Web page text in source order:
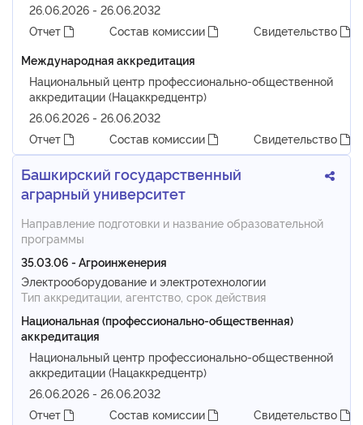
26.06.2026 - 26.06.2032
Отчет
Состав комиссии
Свидетельство
Международная аккредитация
Национальный центр профессионально-общественной
аккредитации (Нацаккредцентр)
26.06.2026 - 26.06.2032
Отчет
Состав комиссии Свидетельство
Башкирский государственный
аграрный университет
Направление подготовки и название образовательной
программы
35.03.06 - Агроинженерия
Электрооборудование и электротехнологии
Тип аккредитации, агентство, срок действия
Национальная (профессионально-общественная)
аккредитация
Национальный центр профессионально-общественной
аккредитации (Нацаккредцентр)
26.06.2026 - 26.06.2032
Отчет
Состав комиссии
Свидетельство